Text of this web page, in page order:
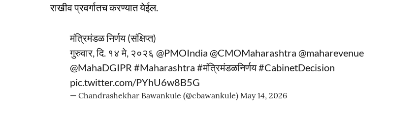
राखीव प्रवर्गातच करण्यात येईल.
मंत्रिमंडळ निर्णय (संक्षिप्त)
गुरुवार, दि. १४ मे, २०२६ @PMOIndia @CMOMaharashtra @maharevenue
@MahaDGIPR #Maharashtra #मंत्रिमंडळनिर्णय#CabinetDecision
pic.twitter.com/PYhU6w8B5G
— Chandrashekhar Bawankule (@cbawankule) May 14, 2026